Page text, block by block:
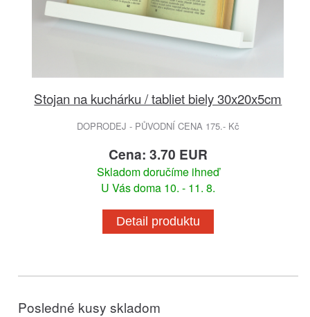
Stojan na kuchárku / tabliet biely 30x20x5cm
DOPRODEJ - PŮVODNÍ CENA 175.- Kč
Cena: 3.70 EUR
Skladom doručíme ihneď
U Vás doma 10. - 11. 8.
Detail produktu
Posledné kusy skladom